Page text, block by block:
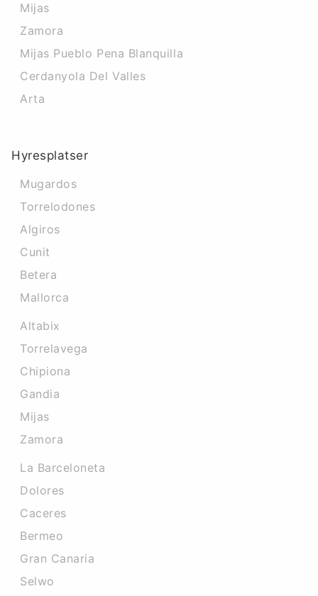
Mijas
Zamora
Mijas Pueblo Pena Blanquilla
Cerdanyola Del Valles
Arta
Hyresplatser
Mugardos
Torrelodones
Algiros
Cunit
Betera
Mallorca
Altabix
Torrelavega
Chipiona
Gandia
Mijas
Zamora
La Barceloneta
Dolores
Caceres‎
Bermeo
Gran Canaria
Selwo